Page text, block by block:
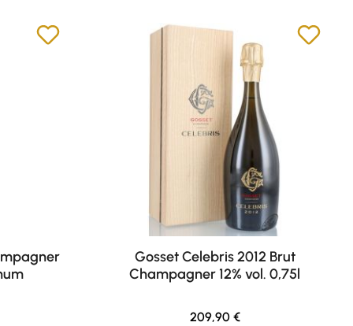
Gosset Celebris 2012 Brut
Champagner 12% vol. 0,75l
Regulärer Preis:
209,90 €